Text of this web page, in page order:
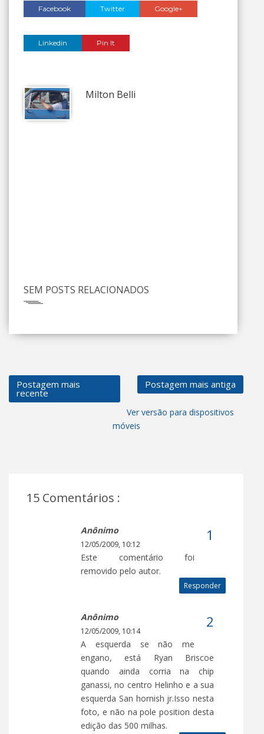
Facebook Twitter Google+
Linkedin Pin It
Milton Belli
SEM POSTS RELACIONADOS
Postagem mais
recente
Postagem mais antiga
Ver versão para dispositivos
móveis
15 Comentários :
Anônimo
12/05/2009, 10:12
Este comentário foi
removido pelo autor.
Responder
Anônimo
12/05/2009, 10:14
A esquerda se não me
engano, está Ryan Briscoe
quando ainda corria na chip
ganassi, no centro Helinho e a sua
esquerda San hornish jr.Isso nesta
foto, e não na pole position desta
edição das 500 milhas.